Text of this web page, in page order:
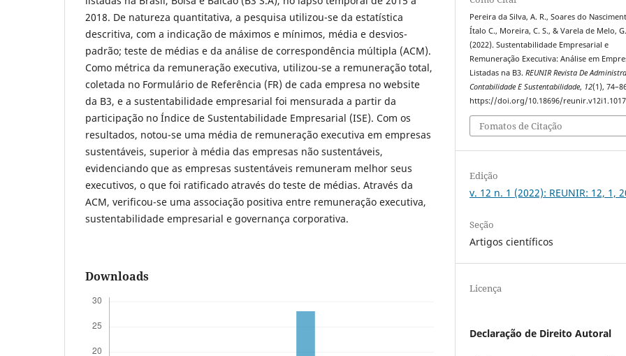
2018. De natureza quantitativa, a pesquisa utilizou-se da estatística
descritiva, com a indicação de máximos e mínimos, média e desvios-
padrão; teste de médias e da análise de correspondência múltipla (ACM).
Como métrica da remuneração executiva, utilizou-se a remuneração total,
coletada no Formulário de Referência (FR) de cada empresa no website
da B3, e a sustentabilidade empresarial foi mensurada a partir da
participação no Índice de Sustentabilidade Empresarial (ISE). Com os
resultados, notou-se uma média de remuneração executiva em empresas
sustentáveis, superior à média das empresas não sustentáveis,
evidenciando que as empresas sustentáveis remuneram melhor seus
executivos, o que foi ratificado através do teste de médias. Através da
ACM, verificou-se uma associação positiva entre remuneração executiva,
sustentabilidade empresarial e governança corporativa.
Downloads
Pereira da Silva, A. R., Soares do
Ítalo C., Moreira, C. S., & Varela de Melo,
(2022). Sustentabilidade Empresarial e
Remuneração Executiva: Análise em
Listadas na B3.REUNIR Revista De
Contabilidade E Sustentabilidade, 12(1),
https://doi.org/10.18696/reunir.v12i1.1017
Fomatos de Citação
Edição
v. 12 n. 1 (2022): REUNIR: 12, 1,
Seção
Artigos científicos
Licença
Declaração de Direito Autoral